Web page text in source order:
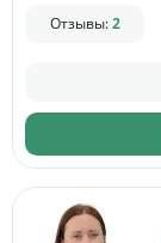
Отзывы:2